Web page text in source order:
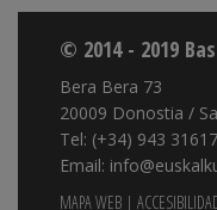
© 2014 - 2019
Bera Bera 73
20009 Donostia /
Tel: (+34) 943
Email:
MAPA WEB |